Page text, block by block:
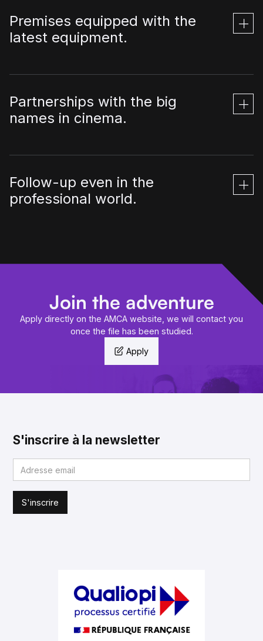
Premises equipped with the
latest equipment.
Partnerships with the big
names in cinema.
Follow-up even in the
professional world.
Join the adventure
Apply directly on the AMCA website, we will contact you
once the file has been studied.
Apply
S'inscrire à la newsletter